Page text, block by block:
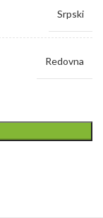
Srpski
Redovna